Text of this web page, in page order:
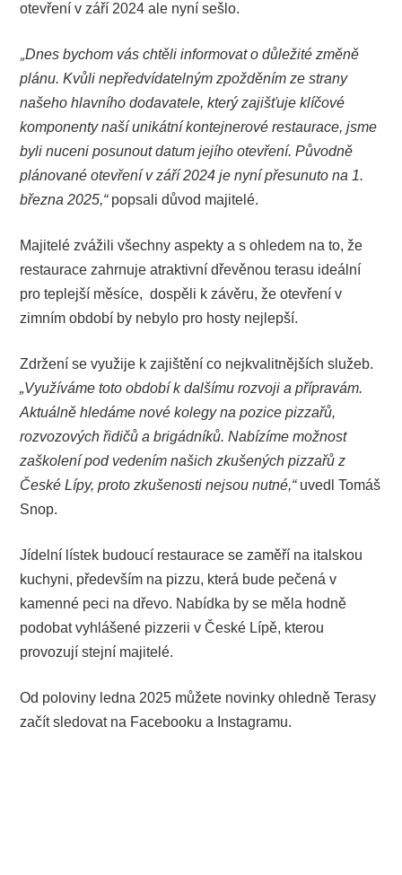
otevření v září 2024 ale nyní sešlo.
„Dnes bychom vás chtěli informovat o důležité změně
plánu. Kvůli nepředvídatelným zpožděním ze strany
našeho hlavního dodavatele, který zajišťuje klíčové
komponenty naší unikátní kontejnerové restaurace, jsme
byli nuceni posunout datum jejího otevření. Původně
plánované otevření v září 2024 je nyní přesunuto na 1.
března 2025,“ popsali důvod majitelé.
Majitelé zvážili všechny aspekty a s ohledem na to, že
restaurace zahrnuje atraktivní dřevěnou terasu ideální
pro teplejší měsíce, dospěli k závěru, že otevření v
zimním období by nebylo pro hosty nejlepší.
Zdržení se využije k zajištění co nejkvalitnějších služeb.
„Využíváme toto období k dalšímu rozvoji a přípravám.
Aktuálně hledáme nové kolegy na pozice pizzařů,
rozvozových řidičů a brigádníků. Nabízíme možnost
zaškolení pod vedením našich zkušených pizzařů z
České Lípy, proto zkušenosti nejsou nutné,“ uvedl Tomáš
Snop.
Jídelní lístek budoucí restaurace se zaměří na italskou
kuchyni, především na pizzu, která bude pečená v
kamenné peci na dřevo. Nabídka by se měla hodně
podobat vyhlášené pizzerii v České Lípě, kterou
provozují stejní majitelé.
Od poloviny ledna 2025 můžete novinky ohledně Terasy
začít sledovat na Facebooku a Instagramu.